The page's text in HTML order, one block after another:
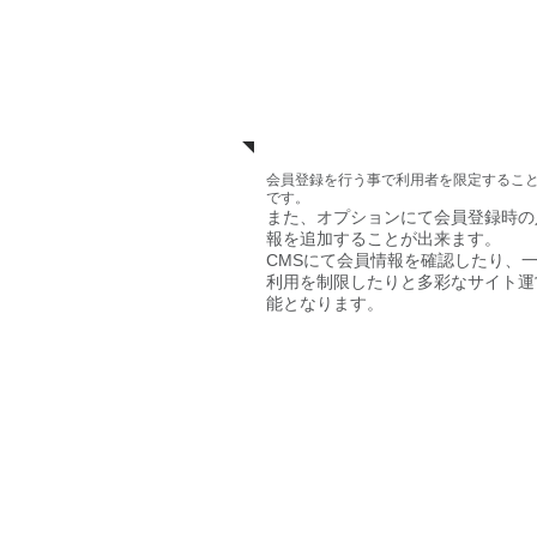
会員登録を行う事で利用者を限定するこ
です。
また、オプションにて会員登録時
報を追加することが出来ます。
CMSにて会員情報を確認したり、
利用を制限したりと多彩なサイト
能となります。